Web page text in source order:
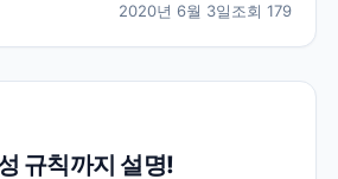
폐쇄 등의 소식등을 전하게 되었는
을 잠시 멈추고 한국으로 돌아오기
2020년 6월 3일조회 179
규칙까지 설명!